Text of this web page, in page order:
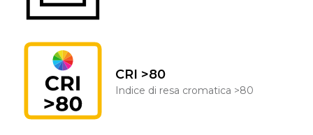
CRI >80
Indice di resa cromatica >80